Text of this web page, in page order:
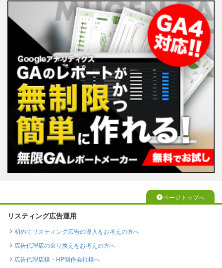
ページトップへ
リスティング広告運用
初めてリスティング広告の導入をお考えの方へ
広告代理店の乗り換えをお考えの方へ
広告代理店様・HP制作会社様へ